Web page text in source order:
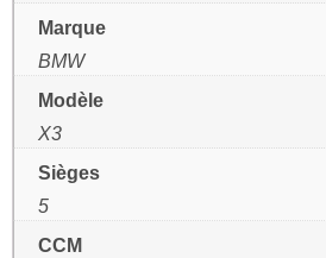
Marque
BMW
Modèle
X3
Sièges
5
CCM